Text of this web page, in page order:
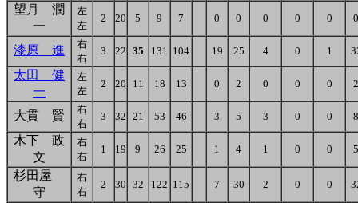
望月 潤
一
左
左
2 20 5 9 7 0 0 0 0 0 0
漆原 進
右
右
3 22 35 131 104 19 25 4 0 1
太田 健
一
左
左
2 20 11 18 13 0 2 0 0 0 2
大貫 賢
右
右
3 32 21 53 46 3 5 3 0 0 8
木下 政
文
右
右
1 19 9 26 25 1 4 1 0 0 5
杉田屋
守
右
右
2 30 32 122 115 7 30 2 0 0